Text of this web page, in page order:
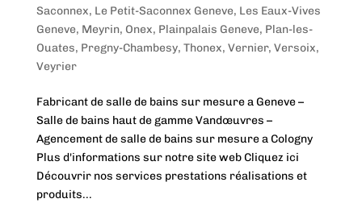
Saconnex, Le Petit-Saconnex Geneve, Les Eaux-Vives
Geneve, Meyrin, Onex, Plainpalais Geneve, Plan-les-
Ouates, Pregny-Chambesy, Thonex, Vernier, Versoix,
Veyrier
Fabricant de salle de bains sur mesure a Geneve –
Salle de bains haut de gamme Vandœuvres –
Agencement de salle de bains sur mesure a Cologny
Plus d'informations sur notre site web Cliquez ici
Découvrir nos services prestations réalisations et
produits...